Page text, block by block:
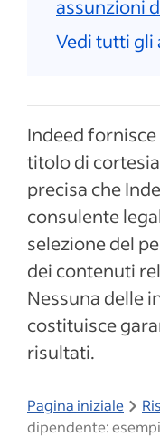
assunzioni
Vedi tutti gli
Indeed
titolo di
precisa che
consulente
selezione del
dei contenuti
Nessuna delle
costituisce
risultati.
Pagina iniziale
dipendente: